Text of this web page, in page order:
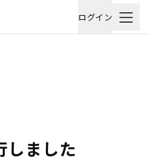
ログイン
しました